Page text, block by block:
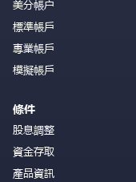
美分帳户
標準帳戶
專業帳戶
模擬帳戶
條件
股息調整
資金存取
產品資訊